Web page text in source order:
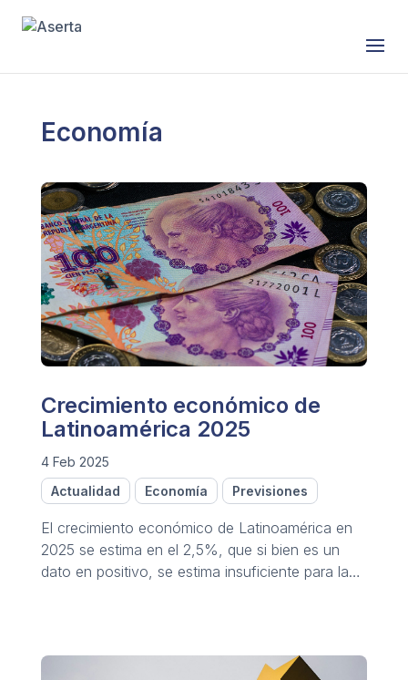
Saltar al contenido
Economía
Crecimiento económico de
Latinoamérica 2025
4 Feb 2025
Actualidad
Economía Previsiones
El crecimiento económico de Latinoamérica en
2025 se estima en el 2,5%, que si bien es un
dato en positivo, se estima insuficiente para la